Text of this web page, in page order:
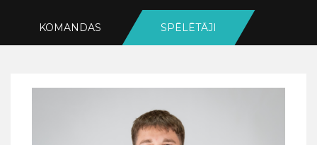
KOMANDAS SPĒLĒTĀJI